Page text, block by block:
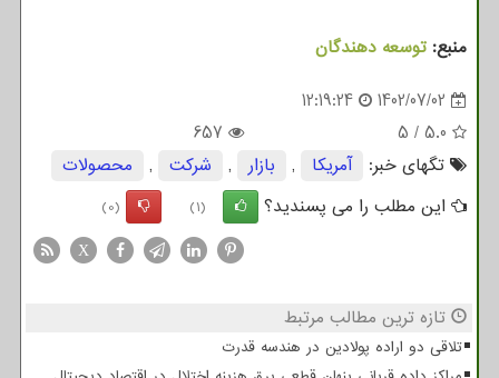
منبع: توسعه دهندگان
1402/07/02
12:19:24
5.0
/
5
657
تگهای خبر:
آمریكا , بازار , شركت ,
محصولات
این مطلب را می پسندید؟
(1)
(0)
X
تازه ترین مطالب مرتبط
تلاقی دو اراده پولادین در هندسه قدرت